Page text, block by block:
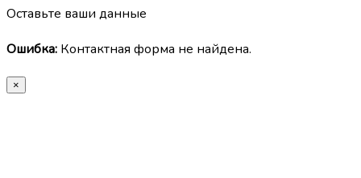
Оставьте ваши данные
Ошибка: Контактная форма не найдена.
×